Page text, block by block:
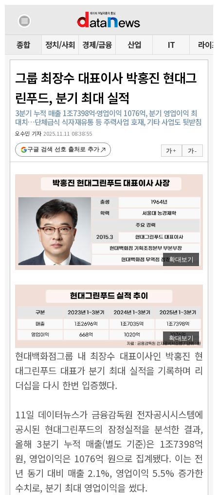
종합 정치/사회 경제/금융 산업 IT 라이프
그룹 최장수 대표이사 박홍진 현대그
린푸드, 분기 최대 실적
3분기 누적 매출 1조7398억·영업이익 1076억, 분기 영업이익 최
대치…단체급식 식자재유통 등 주력사업 호재, 기타 사업도 뒷받침
오수민 기자2025.11.11 08:38:55
가 + 가 -
구글 검색 선호 출처로 추가
확대보기
확대보기
현대백화점그룹 내 최장수 대표이사인 박홍진 현
대그린푸드 대표가 분기 최대 실적을 기록하며 리
더십을 다시 한번 입증했다.
11일 데이터뉴스가 금융감독원 전자공시시스템에
공시된 현대그린푸드의 잠정실적을 분석한 결과,
올해 3분기 누적 매출(별도 기준)은 1조7398억
원, 영업이익은 1076억 원으로 집계됐다. 이는 전
년 동기 대비 매출 2.1%, 영업이익 5.5% 증가한
수치로, 분기 최대 영업이익을 썼다.